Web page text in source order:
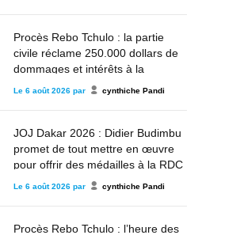
Procès Rebo Tchulo : la partie
civile réclame 250.000 dollars de
dommages et intérêts à la
chanteuse
Le 6 août 2026 par cynthiche Pandi
JOJ Dakar 2026 : Didier Budimbu
promet de tout mettre en œuvre
pour offrir des médailles à la RDC
Le 6 août 2026 par cynthiche Pandi
Procès Rebo Tchulo : l’heure des